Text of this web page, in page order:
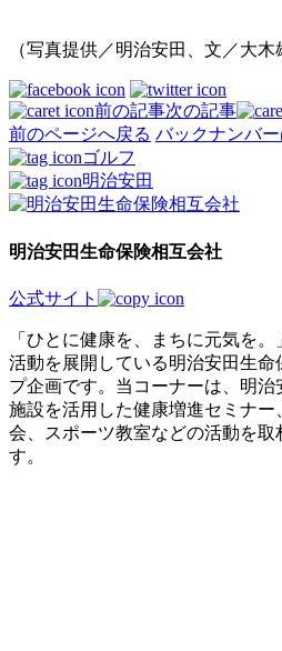
（写真提供／明治安田、文／大木
前の記事次の記事
前のページへ戻る バックナンバ
ゴルフ
明治安田
明治安田生命保険相互会社
公式サイト
「ひとに健康を、まちに元気を
活動を展開している明治安田生
プ企画です。当コーナーは、明
施設を活用した健康増進セミナ
会、スポーツ教室などの活動を取
す。